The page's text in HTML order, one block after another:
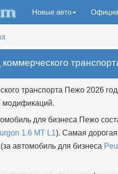
Новые авто
транспорта Пежо 2026
модификаций.
для бизнеса Пежо
1.6 MT L1). Самая
автомобиль для бизнеса